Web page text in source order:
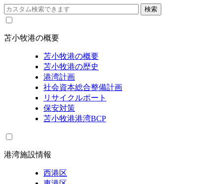
苫小牧港の概要
苫小牧港の概要
苫小牧港の歴史
港湾計画
社会資本総合整備計画
リサイクルポート
保安対策
苫小牧港港湾BCP
港湾施設情報
西港区